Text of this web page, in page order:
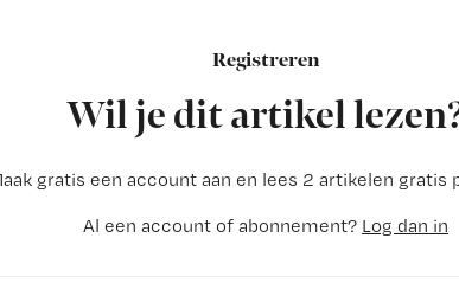
Registreren
Wil je dit artikel
gratis een account aan en lees 2 artikelen gratis
Al een account of abonnement? Log dan in